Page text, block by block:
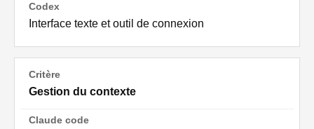
Interface texte et outil de connexion
Gestion du contexte